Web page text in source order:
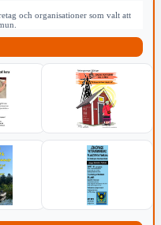
och organisationer som valt att